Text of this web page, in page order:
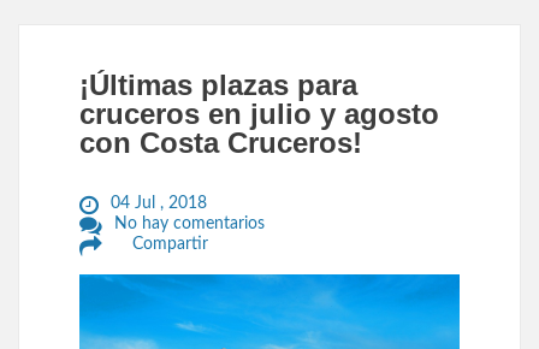
¡Últimas plazas para
cruceros en julio y agosto
con Costa Cruceros!
04 Jul , 2018
No hay comentarios
Compartir